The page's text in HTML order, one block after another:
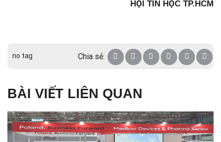
HỘI TIN HỌC TP.HCM
no tag Chia sẻ:
BÀI VIẾT LIÊN QUAN